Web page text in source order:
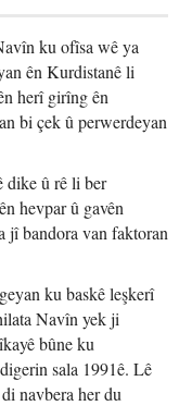
ku ofîsa wê ya
ên Kurdistanê li
herî girîng ên
bi çek û perwerdeyan
dike û rê li ber
hevpar û gavên
jî bandora van faktoran
ku baskê leşkerî
Navîn yek ji
bûne ku
sala 1991ê. Lê
navbera her du